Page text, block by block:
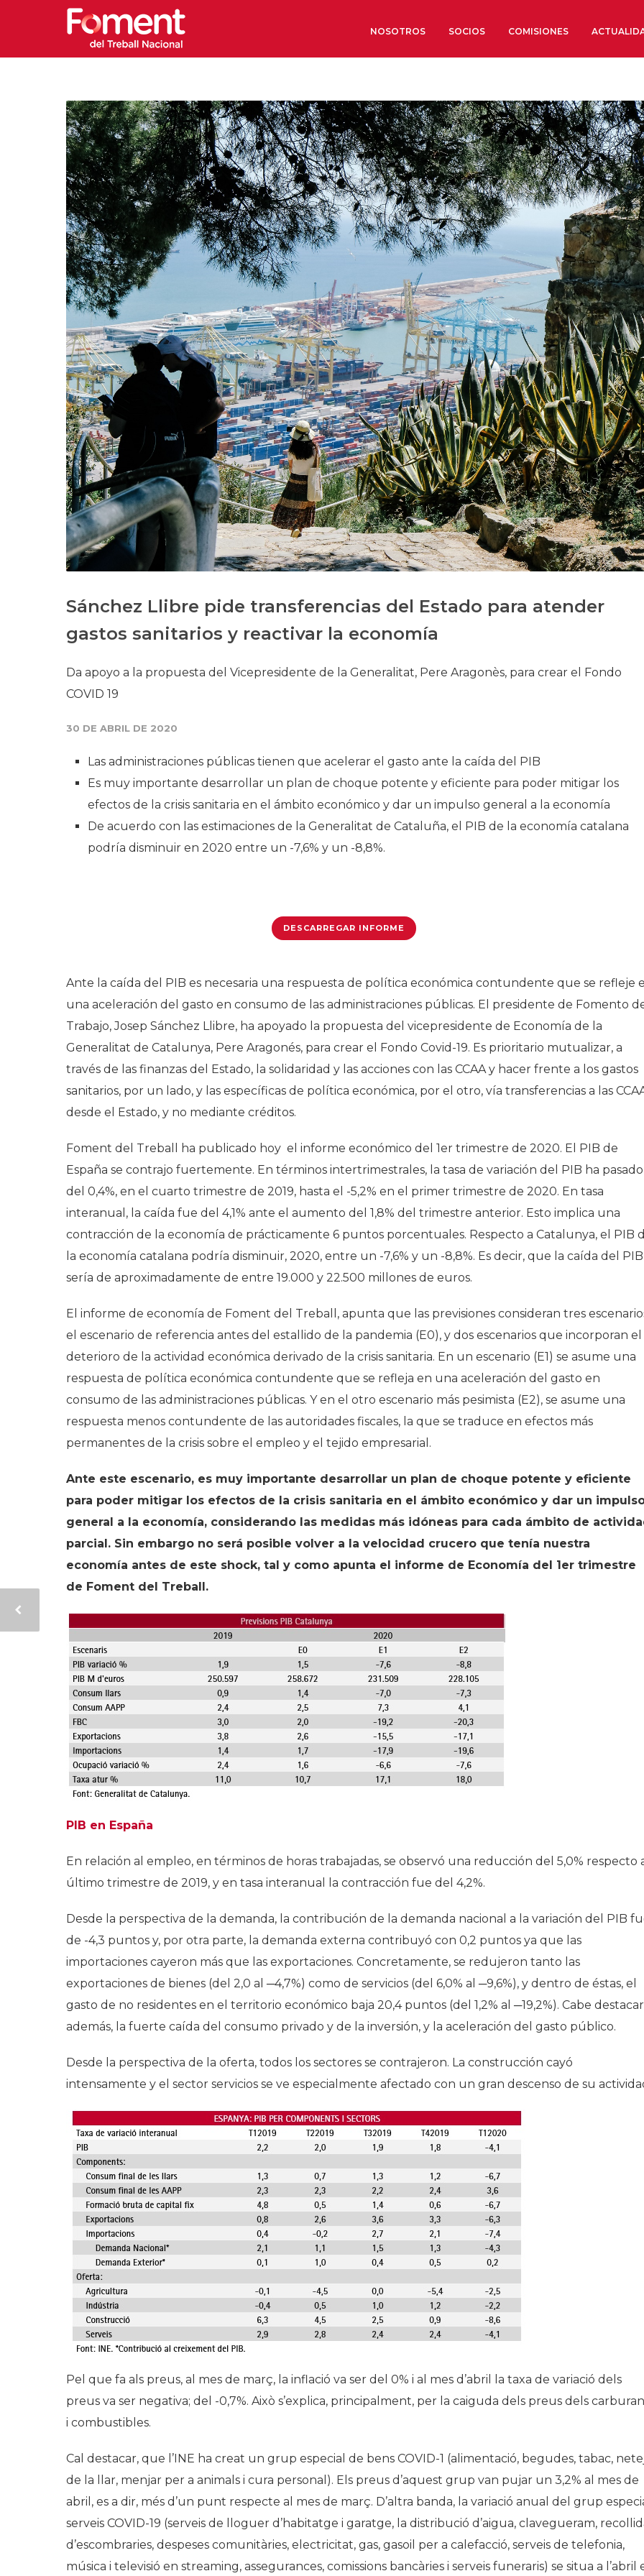
NOSOTROS
Órganos de Gobierno
Órganos Consultivos
Estructura Ejecutiva
Institut d’Estudis
Organizaciones sectoriales
Sociedad Barcelonesa de
Económicos y Sociales
Organizaciones
Conoce más
Historia
Galería de Presidentes
Biblioteca Archivo
Sede Social
SOCIOS COMISIONES
Sánchez Llibre pide transferencias del Estado para atender
gastos sanitarios y reactivar la economía
Da apoyo a la propuesta del Vicepresidente de la Generalitat, Pere Aragonès, para crear el Fondo
COVID 19
30 DE ABRIL DE 2020
Las administraciones públicas tienen que acelerar el gasto ante la caída del PIB
Es muy importante desarrollar un plan de choque potente y eficiente para poder mitigar los
efectos de la crisis sanitaria en el ámbito económico y dar un impulso general a la economía
De acuerdo con las estimaciones de la Generalitat de Cataluña, el PIB de la economía catalana
podría disminuir en 2020 entre un -7,6% y un -8,8%.
DESCARREGAR INFORME
Ante la caída del PIB es necesaria una respuesta de política económica contundente que se refleje
una aceleración del gasto en consumo de las administraciones públicas. El presidente de Fomento
Trabajo, Josep Sánchez Llibre, ha apoyado la propuesta del vicepresidente de Economía de la
Generalitat de Catalunya, Pere Aragonés, para crear el Fondo Covid-19. Es prioritario mutualizar, a
través de las finanzas del Estado, la solidaridad y las acciones con las CCAA y hacer frente a los gastos
sanitarios, por un lado, y las específicas de política económica, por el otro, vía transferencias a las
desde el Estado, y no mediante créditos.
Foment del Treball ha publicado hoy el informe económico del 1er trimestre de 2020. El PIB de
España se contrajo fuertemente. En términos intertrimestrales, la tasa de variación del PIB ha pasado
del 0,4%, en el cuarto trimestre de 2019, hasta el -5,2% en el primer trimestre de 2020. En tasa
interanual, la caída fue del 4,1% ante el aumento del 1,8% del trimestre anterior. Esto implica una
contracción de la economía de prácticamente 6 puntos porcentuales. Respecto a Catalunya, el PIB
la economía catalana podría disminuir, 2020, entre un -7,6% y un -8,8%. Es decir, que la caída del PIB
sería de aproximadamente de entre 19.000 y 22.500 millones de euros.
El informe de economía de Foment del Treball, apunta que las previsiones consideran tres
el escenario de referencia antes del estallido de la pandemia (E0), y dos escenarios que incorporan el
deterioro de la actividad económica derivado de la crisis sanitaria. En un escenario (E1) se asume una
respuesta de política económica contundente que se refleja en una aceleración del gasto en
consumo de las administraciones públicas. Y en el otro escenario más pesimista (E2), se asume una
respuesta menos contundente de las autoridades fiscales, la que se traduce en efectos más
permanentes de la crisis sobre el empleo y el tejido empresarial.
Ante este escenario, es muy importante desarrollar un plan de choque potente y eficiente
para poder mitigar los efectos de la crisis sanitaria en el ámbito económico y dar un
general a la economía, considerando las medidas más idóneas para cada ámbito de
parcial. Sin embargo no será posible volver a la velocidad crucero que tenía nuestra
economía antes de este shock, tal y como apunta el informe de Economía del 1er trimestre
de Foment del Treball.
PIB en España
En relación al empleo, en términos de horas trabajadas, se observó una reducción del 5,0% respecto
último trimestre de 2019, y en tasa interanual la contracción fue del 4,2%.
Desde la perspectiva de la demanda, la contribución de la demanda nacional a la variación del PIB
de -4,3 puntos y, por otra parte, la demanda externa contribuyó con 0,2 puntos ya que las
importaciones cayeron más que las exportaciones. Concretamente, se redujeron tanto las
exportaciones de bienes (del 2,0 al ─4,7%) como de servicios (del 6,0% al ─9,6%), y dentro de éstas, el
gasto de no residentes en el territorio económico baja 20,4 puntos (del 1,2% al ─19,2%). Cabe
además, la fuerte caída del consumo privado y de la inversión, y la aceleración del gasto público.
Desde la perspectiva de la oferta, todos los sectores se contrajeron. La construcción cayó
intensamente y el sector servicios se ve especialmente afectado con un gran descenso de su
Pel que fa als preus, al mes de març, la inflació va ser del 0% i al mes d’abril la taxa de variació dels
preus va ser negativa; del -0,7%. Això s’explica, principalment, per la caiguda dels preus dels
i combustibles.
Cal destacar, que l’INE ha creat un grup especial de bens COVID-1 (alimentació, begudes, tabac,
de la llar, menjar per a animals i cura personal). Els preus d’aquest grup van pujar un 3,2% al mes de
abril, es a dir, més d’un punt respecte al mes de març. D’altra banda, la variació anual del grup
serveis COVID-19 (serveis de lloguer d’habitatge i garatge, la distribució d’aigua, clavegueram,
d’escombraries, despeses comunitàries, electricitat, gas, gasoil per a calefacció, serveis de telefonia,
música i televisió en streaming, assegurances, comissions bancàries i serveis funeraris) se situa a l’abril